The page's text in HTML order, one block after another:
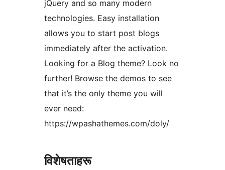
jQuery and so many modern
technologies. Easy installation
allows you to start post blogs
immediately after the activation.
Looking for a Blog theme? Look no
further! Browse the demos to see
that it’s the only theme you will
ever need:
https://wpashathemes.com/doly/
विशेषताहरू